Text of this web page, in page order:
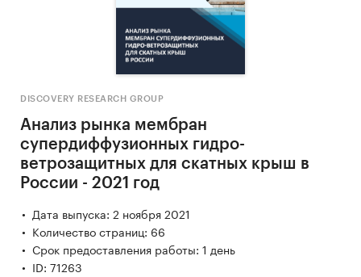
DISCOVERY RESEARCH GROUP
Анализ рынка мембран
супердиффузионных гидро-
ветрозащитных для скатных крыш в
России - 2021 год
Дата выпуска: 2 ноября 2021
Количество страниц: 66
Срок предоставления работы: 1 день
ID: 71263